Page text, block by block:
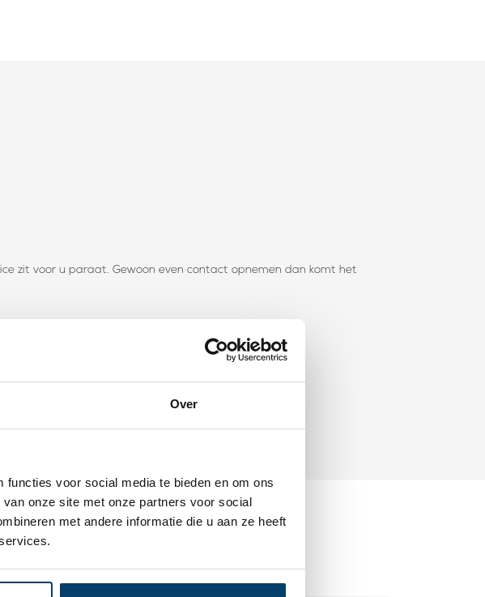
Over
voor social media te bieden en om ons
onze site met onze partners voor social
met andere informatie die u aan ze heeft
zit voor u paraat. Gewoon even contact opnemen dan komt het